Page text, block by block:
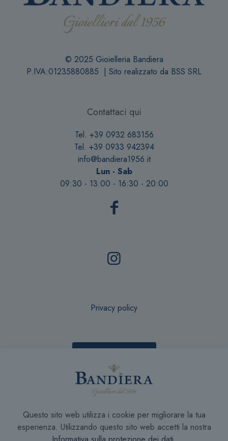
© 2025 Gioielleria Bandiera
P.IVA:01235880885 | Sito realizzato da BSS SRL
Contattaci qui
Tel. +39 0932 683156
Tel. +39 0933 942394
info@bandiera1956.it
Lun - Sab
09:30 - 13:00 - 16:30 - 20:00
Privacy policy
Condizioni di Vendita
Questo sito web utilizza i cookie per migliorare la tua
esperienza. Utilizzando questo sito web accetti la nostra